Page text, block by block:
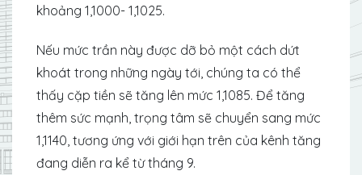
khoảng 1,1000- 1,1025.
Nếu mức trần này được dỡ bỏ một cách dứt
khoát trong những ngày tới, chúng ta có thể
thấy cặp tiền sẽ tăng lên mức 1,1085. Để tăng
thêm sức mạnh, trọng tâm sẽ chuyển sang mức
1,1140, tương ứng với giới hạn trên của kênh tăng
đang diễn ra kể từ tháng 9.